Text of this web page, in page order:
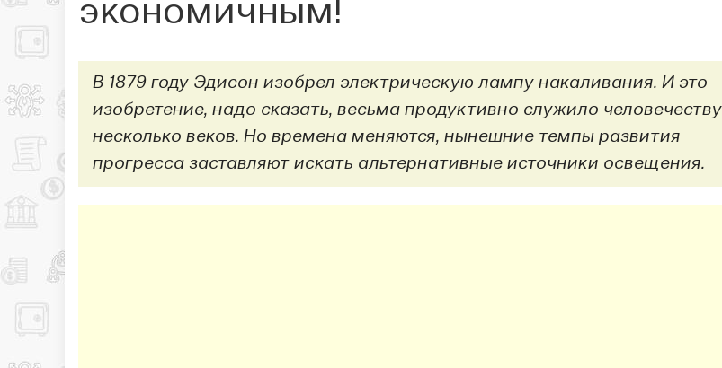
экономичным!
В 1879 году Эдисон изобрел электрическую лампу накаливания. И это
изобретение, надо сказать, весьма продуктивно служило человечеству
несколько веков. Но времена меняются, нынешние темпы развития
прогресса заставляют искать альтернативные источники освещения.